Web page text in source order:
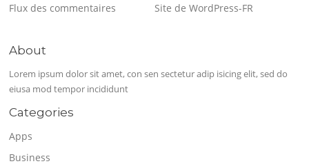
Flux des commentaires
Site de WordPress-FR
About
Lorem ipsum dolor sit amet, con sen sectetur adip isicing elit, sed do
eiusa mod tempor incididunt
Categories
Apps
Business